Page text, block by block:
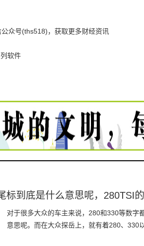
众号(ths518)，获取更多财经资讯
软件
标到底是什么意思呢，280TSI
对于很多大众的车主来说，280和330等数字
意思呢。而在大众探岳上，就有着280、330